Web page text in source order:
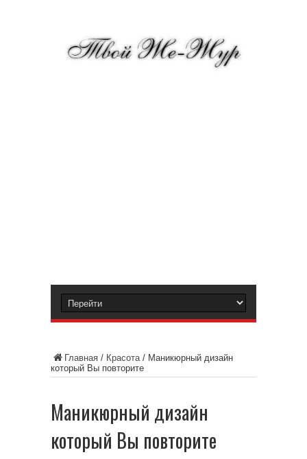
Главная / Красота/ Маникюрный дизайн
который Вы повторите
Маникюрный дизайн
который Вы повторите